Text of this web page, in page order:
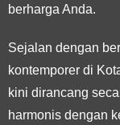
berharga Anda.
Sejalan dengan
kontemporer di
kini dirancang
harmonis dengan